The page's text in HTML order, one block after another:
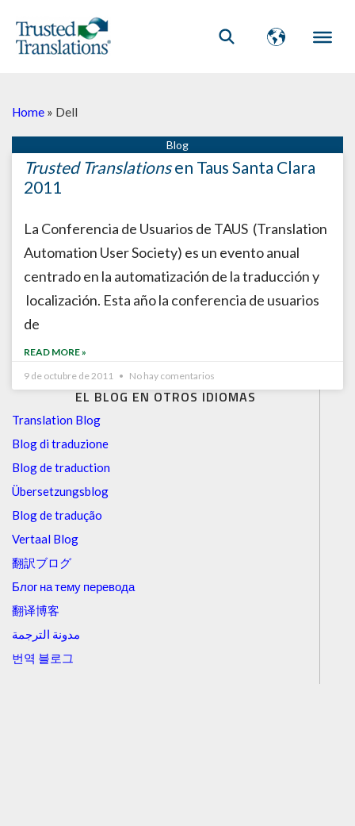
EL BLOG EN OTROS IDIOMAS
Translation Blog
Blog di traduzione
Blog de traduction
Übersetzungsblog
Blog de tradução
Vertaal Blog
翻訳ブログ
Блог на тему перевода
翻译博客
مدونة الترجمة
번역 블로그
Home » Dell
Trusted Translationsen Taus Santa Clara
2011
La Conferencia de Usuarios de TAUS (Translation
Automation User Society) es un evento anual
centrado en la automatización de la traducción y
localización. Esta año la conferencia de usuarios
de
READ MORE »
9 de octubre de 2011
No hay comentarios